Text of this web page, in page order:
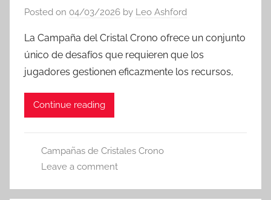
Posted on 04/03/2026 by Leo Ashford
La Campaña del Cristal Crono ofrece un conjunto
único de desafíos que requieren que los
jugadores gestionen eficazmente los recursos,
Continue reading
Campañas de Cristales Crono
Leave a comment